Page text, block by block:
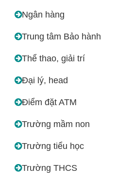
Ngân hàng
Trung tâm Bảo hành
Thể thao, giải trí
Đại lý, head
Điểm đặt ATM
Trường mầm non
Trường tiểu học
Trường THCS